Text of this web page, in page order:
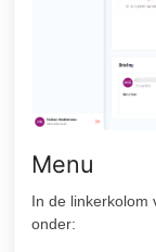
Menu
In de linkerkolom
onder: